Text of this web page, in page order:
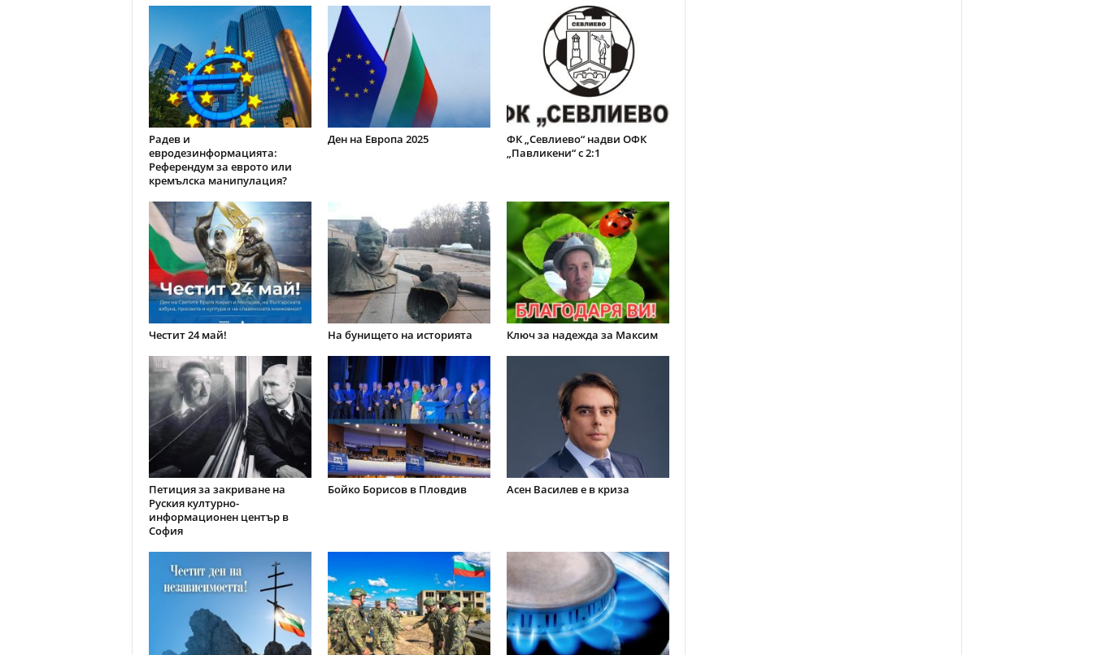
Радев и
евродезинформацията:
Референдум за еврото или
кремълска манипулация?
Ден на Европа 2025
ФК „Севлиево“ надви ОФК
„Павликени“ с 2:1
Честит 24 май! На бунището на историята Ключ за надежда за Максим
Петиция за закриване на
Руския културно-
информационен център в
София
Бойко Борисов в Пловдив Асен Василев е в криза